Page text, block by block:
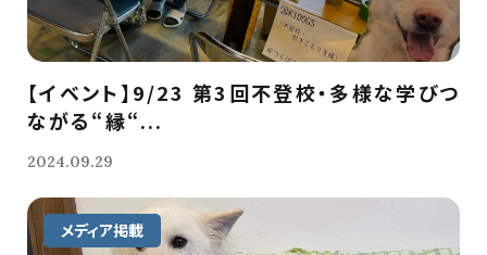
【イベント】9/23 第3回不登校・多様な学びつ
ながる“縁“...
2024.09.29
メディア掲載